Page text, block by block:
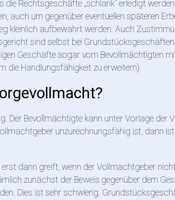
Rechtsgeschäfte „schlank“ erledigt
auch um gegenüber eventuellen späteren
kleinlich aufbewahrt werden. Auch
sind selbst bei
Geschäfte sogar vom Bevollmächtigten
die Handlungsfähigkeit zu erweitern).
Der Bevollmächtigte kann unter Vorlage der
unzurechnungsfähig ist, dann
erst dann greift, wenn der Vollmachtgeber
zunächst der Beweis gegenüber dem
Dies ist sehr schwierig.